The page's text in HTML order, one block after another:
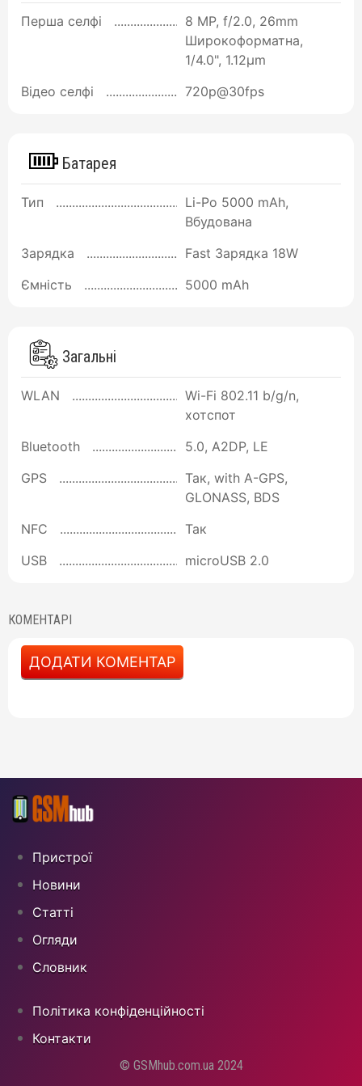
Перша селфі
8 MP, f/2.0, 26mm
Широкоформатна,
1/4.0", 1.12µm
Відео селфі
720p@30fps
Батарея
Тип
Li-Po 5000 mAh,
Вбудована
Зарядка
Fast Зарядка 18W
Ємність
5000 mAh
Загальні
WLAN
Wi-Fi 802.11 b/g/n,
хотспот
Bluetooth
5.0, A2DP, LE
GPS
Так, with A-GPS,
GLONASS, BDS
NFC
Так
USB
microUSB 2.0
КОМЕНТАРІ
ДОДАТИ КОМЕНТАР
Пристрої
Новини
Статті
Огляди
Cловник
Політика конфіденційності
Контакти
© GSMhub.com.ua 2024